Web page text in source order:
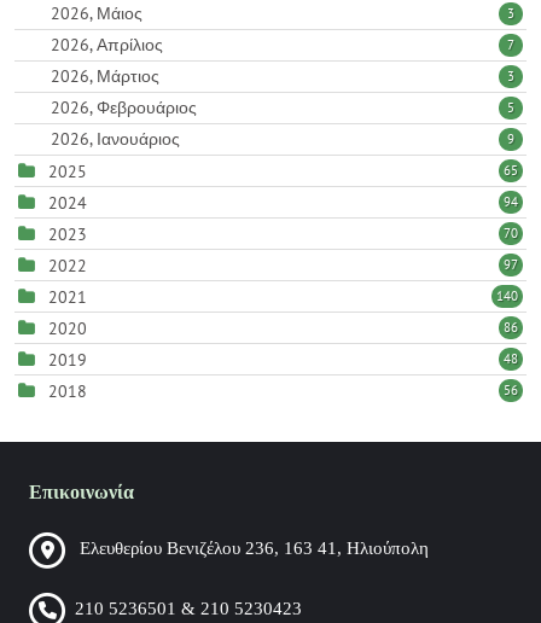
2026, Μάιος 3
2026, Απρίλιος 7
2026, Μάρτιος 3
2026, Φεβρουάριος 5
2026, Ιανουάριος 9
2025 65
2024 94
2023 70
2022 97
2021 140
2020 86
2019 48
2018 56
Επικοινωνία
Ελευθερίου Βενιζέλου 236, 163 41, Ηλιούπολη
210 5236501 & 210 5230423